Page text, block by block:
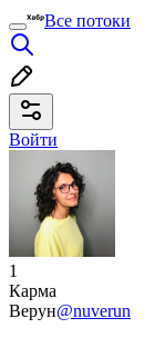
Все потоки
Войти
1
Карма
Верун@nuverun